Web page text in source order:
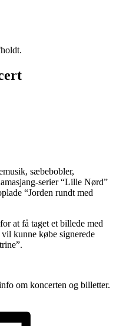
sæbebobler,
serier “Lille Nørd”
“Jorden rundt med
at få taget et billede med
kunne købe signerede
om koncerten og billetter.